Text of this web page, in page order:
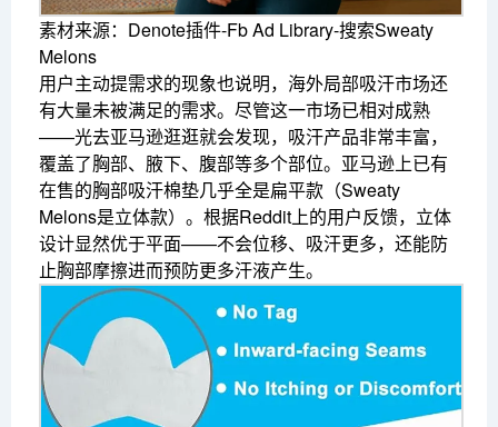
素材来源：Denote插件-Fb Ad Library-搜索Sweaty
Melons
用户主动提需求的现象也说明，海外局部吸汗市场还
有大量未被满足的需求。尽管这一市场已相对成熟
——光去亚马逊逛逛就会发现，吸汗产品非常丰富，
覆盖了胸部、腋下、腹部等多个部位。亚马逊上已有
在售的胸部吸汗棉垫几乎全是扁平款（Sweaty
Melons是立体款）。根据Reddit上的用户反馈，立体
设计显然优于平面——不会位移、吸汗更多，还能防
止胸部摩擦进而预防更多汗液产生。